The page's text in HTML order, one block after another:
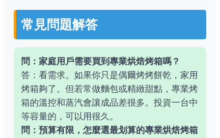
常見問題解答
問：家庭用戶需要買到專業烘焙烤箱嗎？
答：看需求。如果你只是偶爾烤烤餅乾，家用
烤箱夠了。但若常做麵包或精緻甜點，專業烤
箱的溫控和蒸汽會讓成品差很多。投資一台中
等容量的，可以用很久。
問：預算有限，怎麼選最划算的專業烘焙烤箱